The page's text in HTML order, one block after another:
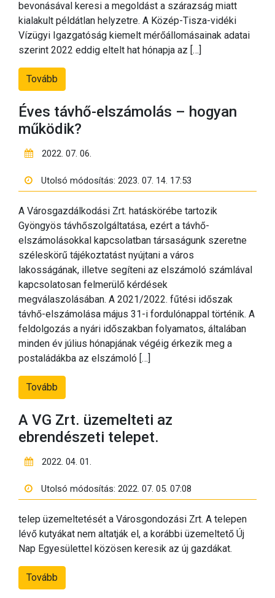
bevonásával keresi a megoldást a szárazság miatt
kialakult példátlan helyzetre. A Közép-Tisza-vidéki
Vízügyi Igazgatóság kiemelt mérőállomásainak adatai
szerint 2022 eddig eltelt hat hónapja az […]
Tovább
Éves távhő-elszámolás – hogyan
működik?
2022. 07. 06.
Utolsó módosítás: 2023. 07. 14. 17:53
A Városgazdálkodási Zrt. hatáskörébe tartozik
Gyöngyös távhőszolgáltatása, ezért a távhő-
elszámolásokkal kapcsolatban társaságunk szeretne
széleskörű tájékoztatást nyújtani a város
lakosságának, illetve segíteni az elszámoló számlával
kapcsolatosan felmerülő kérdések
megválaszolásában. A 2021/2022. fűtési időszak
távhő-elszámolása május 31-i fordulónappal történik. A
feldolgozás a nyári időszakban folyamatos, általában
minden év július hónapjának végéig érkezik meg a
postaládákba az elszámoló […]
Tovább
A VG Zrt. üzemelteti az
ebrendészeti telepet.
2022. 04. 01.
Utolsó módosítás: 2022. 07. 05. 07:08
telep üzemeltetését a Városgondozási Zrt. A telepen
lévő kutyákat nem altatják el, a korábbi üzemeltető Új
Nap Egyesülettel közösen keresik az új gazdákat.
Tovább